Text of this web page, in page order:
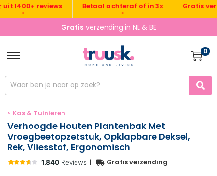
reviews Betaal achteraf of in 3x Gratis
Gratis verzending in NL & BE
0
< Kas & Tuinieren
Verhoogde Houten Plantenbak Met
Vroegbeetopzetstuk, Opklapbare Deksel,
Rek, Vliesstof, Ergonomisch
| Gratis verzending